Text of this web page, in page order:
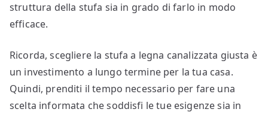
struttura della stufa sia in grado di farlo in modo
efficace.
Ricorda, scegliere la stufa a legna canalizzata giusta è
un investimento a lungo termine per la tua casa.
Quindi, prenditi il tempo necessario per fare una
scelta informata che soddisfi le tue esigenze sia in